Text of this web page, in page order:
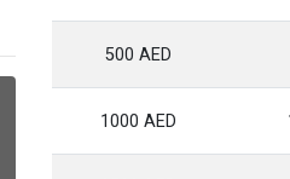
500 AED
1000 AED